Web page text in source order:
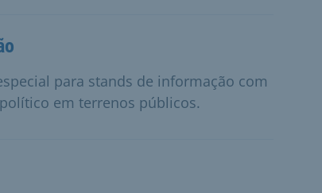
para stands de informação com
em terrenos públicos.